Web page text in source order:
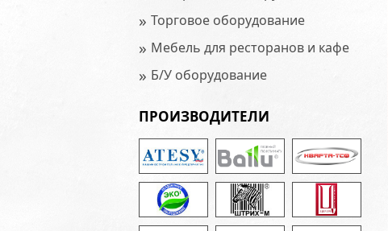
» Торговое оборудование
» Мебель для ресторанов и кафе
» Б/У оборудование
ПРОИЗВОДИТЕЛИ